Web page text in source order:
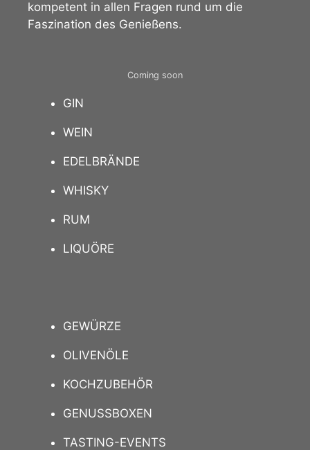
kompetent in allen Fragen rund um die
Faszination des Genießens.
Coming soon
GIN
WEIN
EDELBRÄNDE
WHISKY
RUM
LIQUÖRE
GEWÜRZE
OLIVENÖLE
KOCHZUBEHÖR
GENUSSBOXEN
TASTING-EVENTS